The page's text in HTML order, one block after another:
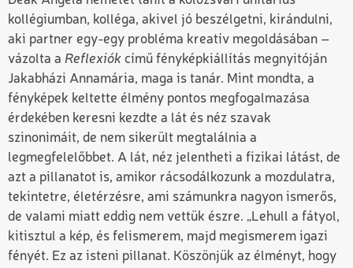
kollégiumban, kolléga, akivel jó beszélgetni, kirándulni,
aki partner egy-egy probléma kreatív megoldásában –
vázolta a Reflexiók című fényképkiállítás megnyitóján
Jakabházi Annamária, maga is tanár. Mint mondta, a
fényképek keltette élmény pontos megfogalmazása
érdekében keresni kezdte a lát és néz szavak
szinonimáit, de nem sikerült megtalálnia a
legmegfelelőbbet. A lát, néz jelentheti a fizikai látást, de
azt a pillanatot is, amikor rácsodálkozunk a mozdulatra,
tekintetre, életérzésre, ami számunkra nagyon ismerős,
de valami miatt eddig nem vettük észre. „Lehull a fátyol,
kitisztul a kép, és felismerem, majd megismerem igazi
fényét. Ez az isteni pillanat. Köszönjük az élményt, hogy